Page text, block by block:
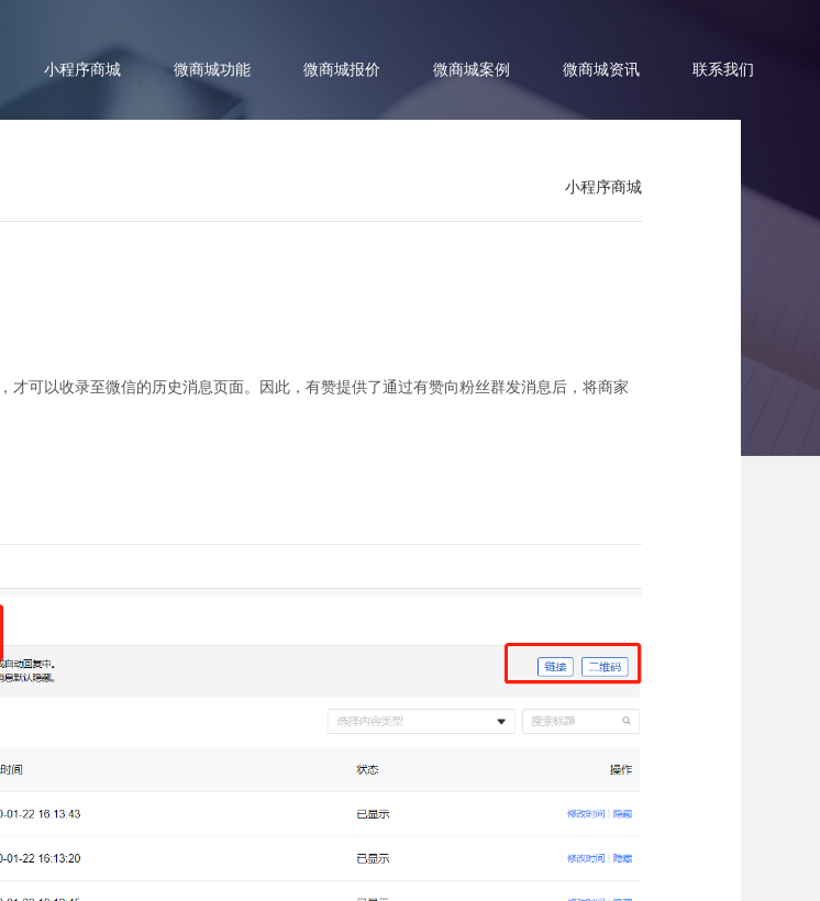
小程序商城 微商城功能 微商城报价 微商城案例 微商城资讯 联系我们
小程序商城
可以收录至微信的历史消息页面。因此，有赞提供了通过有赞向粉丝群发消息后，将商家